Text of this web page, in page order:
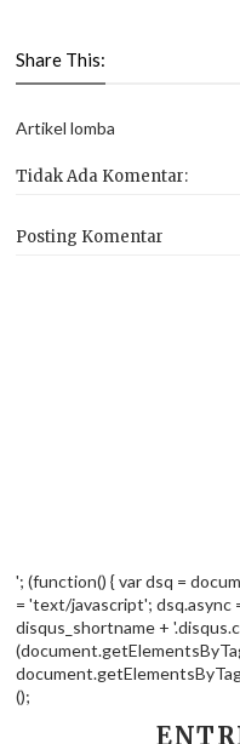
Share This:
Artikel lomba
Tidak Ada Komentar:
Posting Komentar
'; (function() { var dsq =
= 'text/javascript'; dsq.async
disqus_shortname +
();